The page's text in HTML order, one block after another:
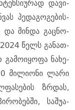
და­ვი­
პე­და­გო­გე­ბის­
და მინ­და გაც­ნო­
წელს გა­ნათ­
გა­მო­ი­ყო­ფა ნა­ხე­
მი­ლი­ო­ნი ლარი
ზრდას,
სა­შუ­ა­